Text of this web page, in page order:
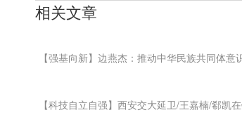
相关文章
【强基向新】边燕杰：推动中华民族共同体意
【科技自立自强】西安交大延卫/王嘉楠/郗凯